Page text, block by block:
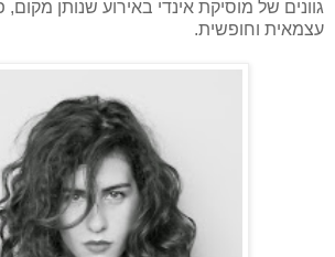
גוונים של מוסיקת אינדי באירוע שנותן מקום,
עצמאית וחופשית.